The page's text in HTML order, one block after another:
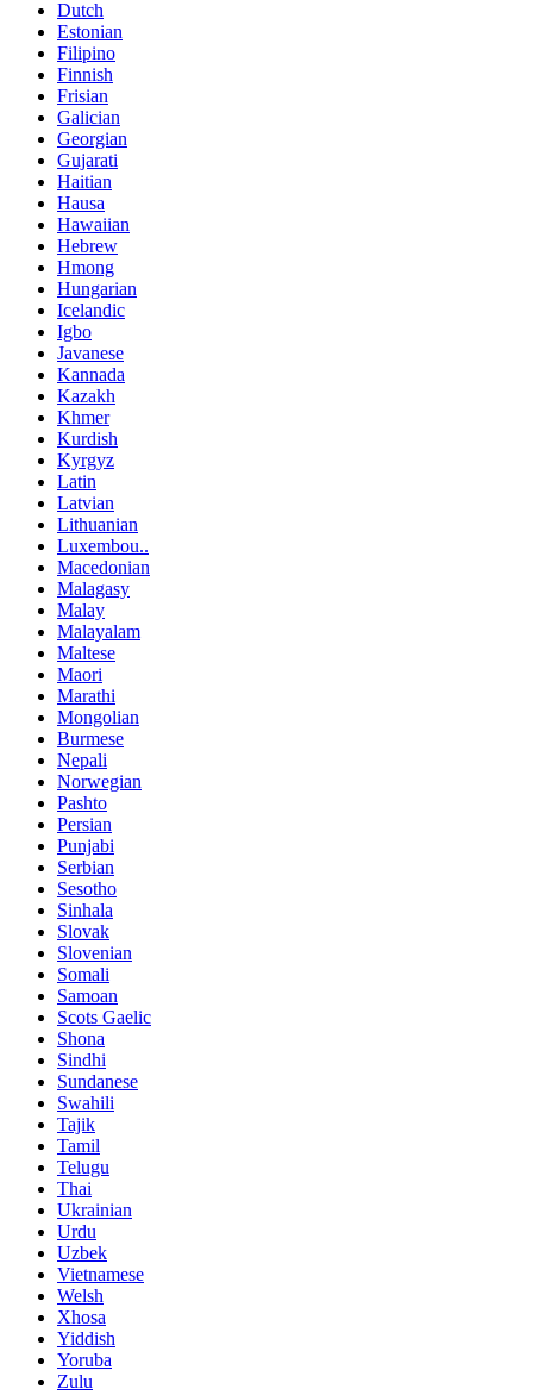
Dutch
Estonian
Filipino
Finnish
Frisian
Galician
Georgian
Gujarati
Haitian
Hausa
Hawaiian
Hebrew
Hmong
Hungarian
Icelandic
Igbo
Javanese
Kannada
Kazakh
Khmer
Kurdish
Kyrgyz
Latin
Latvian
Lithuanian
Luxembou..
Macedonian
Malagasy
Malay
Malayalam
Maltese
Maori
Marathi
Mongolian
Burmese
Nepali
Norwegian
Pashto
Persian
Punjabi
Serbian
Sesotho
Sinhala
Slovak
Slovenian
Somali
Samoan
Scots Gaelic
Shona
Sindhi
Sundanese
Swahili
Tajik
Tamil
Telugu
Thai
Ukrainian
Urdu
Uzbek
Vietnamese
Welsh
Xhosa
Yiddish
Yoruba
Zulu